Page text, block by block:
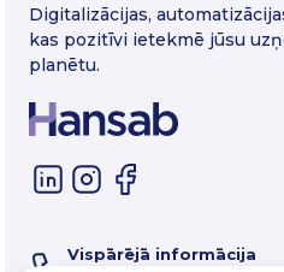
Digitalizācijas,
kas pozitīvi ietekmē jūsu
planētu.
Vispārējā informācija